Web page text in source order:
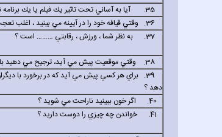
……… است ؟
39. براي هر كسي پيش مي آيد كه در برخورد با
دهد ؟